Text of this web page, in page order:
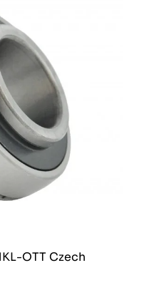
OTT Czech